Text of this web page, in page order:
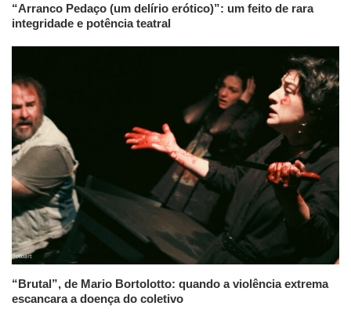
“Arranco Pedaço (um delírio erótico)”: um feito de rara
integridade e potência teatral
“Brutal”, de Mario Bortolotto: quando a violência extrema
escancara a doença do coletivo